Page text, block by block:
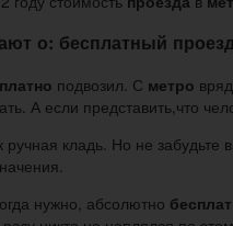
о: бесплатный
подвозил. С метро
А если представить,что
ручная кладь. Но не
нужно, абсолютно